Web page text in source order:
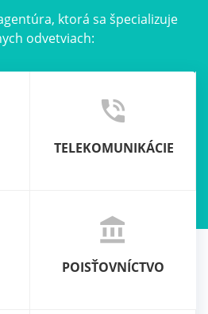
ktorá sa špecializuje
odvetviach:
phone_in_talk
TELEKOMUNIKÁCIE
account_balance
POISŤOVNÍCTVO